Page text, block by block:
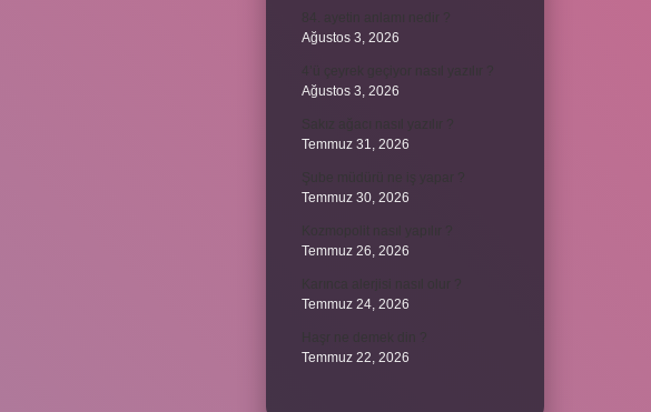
Ağustos 3, 2026
Ağustos 3, 2026
Temmuz 31, 2026
Temmuz 30, 2026
Temmuz 26, 2026
Temmuz 24, 2026
Temmuz 22, 2026